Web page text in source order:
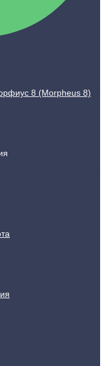
8 (Morpheus 8)